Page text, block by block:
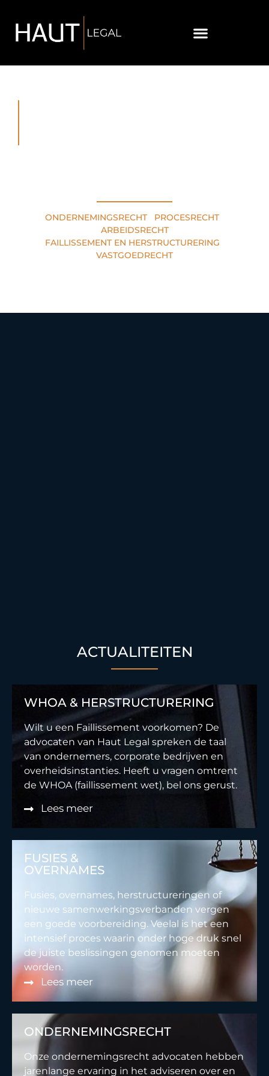
ONDERNEMINGSRECHT• PROCESRECHT•
ARBEIDSRECHT
FAILLISSEMENT EN HERSTRUCTURERING
VASTGOEDRECHT
ACTUALITEITEN
WHOA & HERSTRUCTURERING
Wilt u een Faillissement voorkomen? De
advocaten van Haut Legal spreken de taal
van ondernemers, corporate bedrijven en
overheidsinstanties. Heeft u vragen omtrent
de WHOA (faillissement wet), bel ons gerust.
Lees meer
FUSIES &
OVERNAMES
Fusies, overnames, herstructureringen of
nieuwe samenwerkingsverbanden vergen
een goede voorbereiding. Veelal is het een
intensief proces waarin onder hoge druk snel
de juiste beslissingen genomen moeten
worden.
Lees meer
ONDERNEMINGSRECHT
Onze ondernemingsrecht advocaten hebben
jarenlange ervaring in het adviseren over en